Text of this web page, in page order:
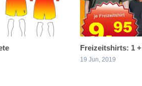
Freizeitshirts: 1
19 Jun, 2019